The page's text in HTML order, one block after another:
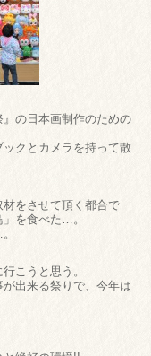
の日本画制作のための
クとカメラを持って散
をさせて頂く都合で
」を食べた…。
こうと思う。
出来る祭りで、今年は